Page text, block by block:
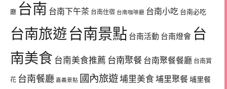
廳 台南 台南下午茶 台南住宿 台南咖啡廳 台南小吃 台南必吃
台南旅遊 台南景點 台南活動 台南燈會 台
南美食 台南美食推薦 台南聚餐 台南聚餐餐廳 台南賞
花 台南餐廳 嘉義景點 國內旅遊埔里美食 埔里聚餐埔里餐